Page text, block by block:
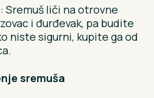
Sremuš liči na otrovne
i đurđevak, pa budite
niste sigurni, kupite ga od
sremuša